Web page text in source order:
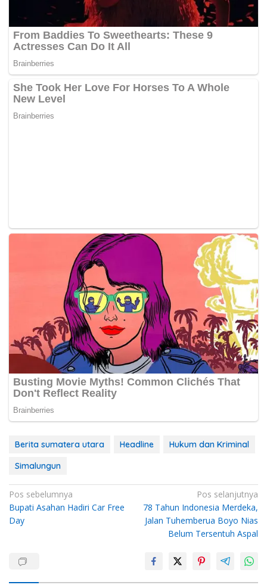
Berita sumatera utara Headline
Hukum dan Kriminal
Simalungun
Navigasi
pos
Pos sebelumnya
Bupati Asahan Hadiri Car Free
Day
Pos selanjutnya
78 Tahun Indonesia Merdeka,
Jalan Tuhemberua Boyo Nias
Belum Tersentuh Aspal